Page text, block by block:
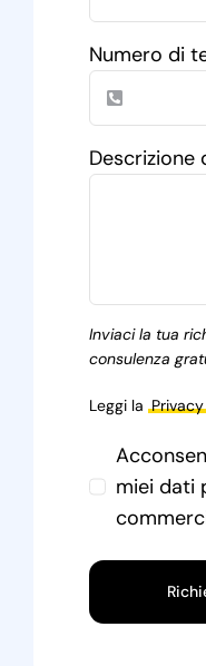
Numero di
Inviaci la tua
consulenza
Leggi la
miei dati